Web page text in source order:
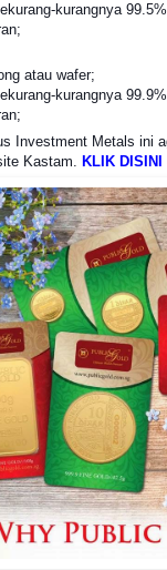
kurangnya
atau wafer;
kurangnya
Investment Metals ini
Kastam.
KLIK DISIN